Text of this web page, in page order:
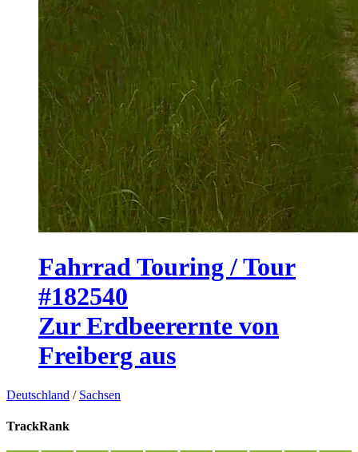
Fahrrad Touring / Tour
#182540
Zur Erdbeerernte von
Freiberg aus
Deutschland / Sachsen
TrackRank